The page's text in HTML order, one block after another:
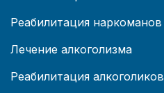
Реабилитация наркоманов
Лечение алкоголизма
Реабилитация алкоголиков